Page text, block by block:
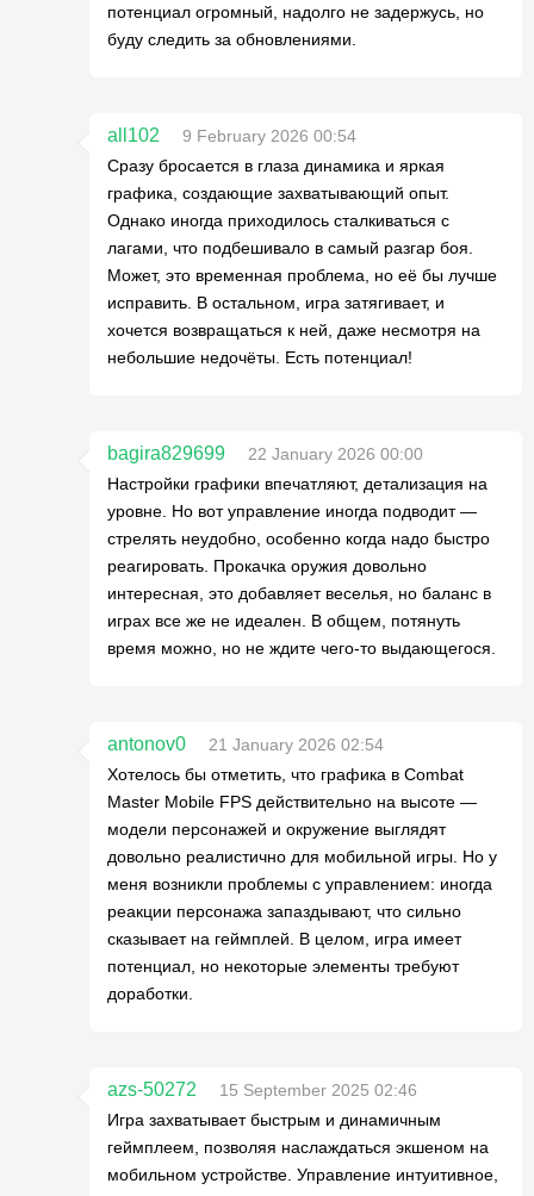
потенциал огромный, надолго не задержусь, но
буду следить за обновлениями.
all102
9 February 2026 00:54
Сразу бросается в глаза динамика и яркая
графика, создающие захватывающий опыт.
Однако иногда приходилось сталкиваться с
лагами, что подбешивало в самый разгар боя.
Может, это временная проблема, но её бы лучше
исправить. В остальном, игра затягивает, и
хочется возвращаться к ней, даже несмотря на
небольшие недочёты. Есть потенциал!
bagira829699
22 January 2026 00:00
Настройки графики впечатляют, детализация на
уровне. Но вот управление иногда подводит —
стрелять неудобно, особенно когда надо быстро
реагировать. Прокачка оружия довольно
интересная, это добавляет веселья, но баланс в
играх все же не идеален. В общем, потянуть
время можно, но не ждите чего-то выдающегося.
antonov0
21 January 2026 02:54
Хотелось бы отметить, что графика в Combat
Master Mobile FPS действительно на высоте —
модели персонажей и окружение выглядят
довольно реалистично для мобильной игры. Но у
меня возникли проблемы с управлением: иногда
реакции персонажа запаздывают, что сильно
сказывает на геймплей. В целом, игра имеет
потенциал, но некоторые элементы требуют
доработки.
azs-50272
15 September 2025 02:46
Игра захватывает быстрым и динамичным
геймплеем, позволяя наслаждаться экшеном на
мобильном устройстве. Управление интуитивное,